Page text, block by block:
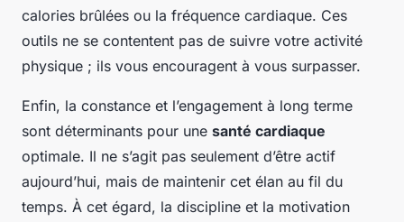
calories brûlées ou la fréquence cardiaque. Ces
outils ne se contentent pas de suivre votre activité
physique ; ils vous encouragent à vous surpasser.
Enfin, la constance et l’engagement à long terme
sont déterminants pour une santé cardiaque
optimale. Il ne s’agit pas seulement d’être actif
aujourd’hui, mais de maintenir cet élan au fil du
temps. À cet égard, la discipline et la motivation